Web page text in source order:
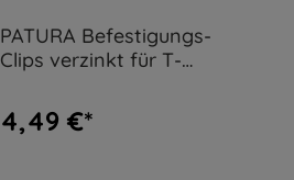
PATURA Befestigungs-
Clips verzinkt für T-
4,49 €*